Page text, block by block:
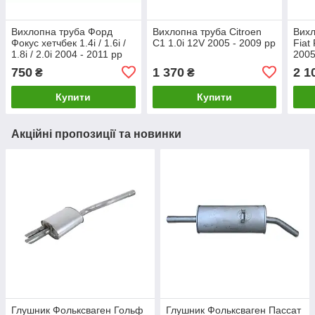
Вихлопна труба Форд
Фокус хетчбек 1.4i / 1.6i /
1.8i / 2.0i 2004 - 2011 рр
750 ₴
Купити
Вихлопна труба Citroen
C1 1.0i 12V 2005 - 2009 рр
1 370₴
Купити
Fiat
2
Акційні пропозиції та новинки
Глушник Фольксваген Гольф Глушник Фольксваген Пассат